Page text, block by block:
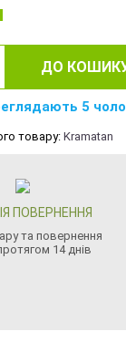
ДО
5
товару: Kramatan
ПОВЕРНЕННЯ
та повернення
14 днів